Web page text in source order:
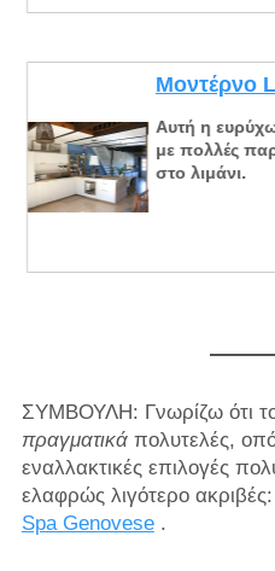
Μοντέρνο
Αυτή η
με πολλές
στο λιμάνι.
ΣΥΜΒΟΥΛΗ: Γνωρίζω ότι
πραγματικάπολυτελές,
εναλλακτικές επιλογές
ελαφρώς λιγότερο ακριβές:
Spa Genovese.